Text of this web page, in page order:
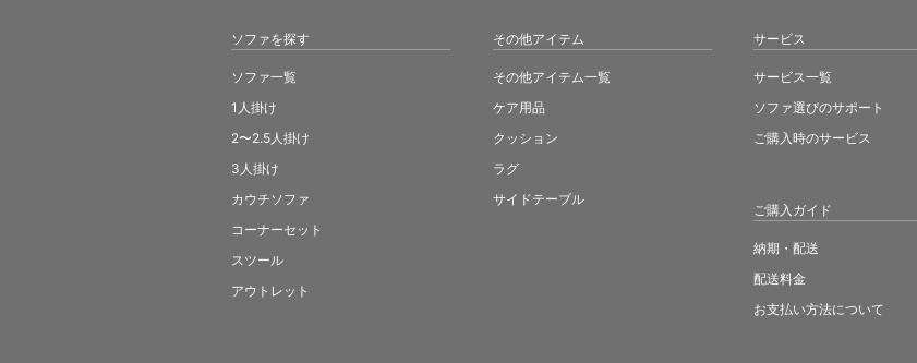
ソファを探す
ソファ一覧
1人掛け
2〜2.5人掛け
3人掛け
カウチソファ
コーナーセット
スツール
アウトレット
その他アイテム
その他アイテム一覧
ケア用品
クッション
ラグ
サイドテーブル
サービス
サービス一覧
ソファ選びのサポート
ご購入時のサービス
ご購入ガイド
納期・配送
配送料金
お支払い方法について